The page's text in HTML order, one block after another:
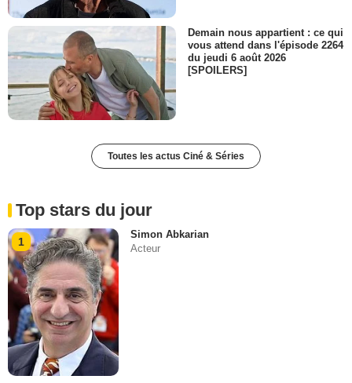
Demain nous appartient : ce qui
vous attend dans l'épisode 2264
du jeudi 6 août 2026
[SPOILERS]
Toutes les actus Ciné & Séries
Top stars du jour
1
Simon Abkarian
Acteur